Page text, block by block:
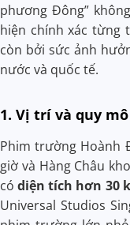
phương Đông”
hiện chính xác từng
còn bởi sức ảnh
nước và quốc tế.
1. Vị trí và quy
Phim trường Hoành
giờ và Hàng Châu
códiện tích hơn 30
Universal Studios